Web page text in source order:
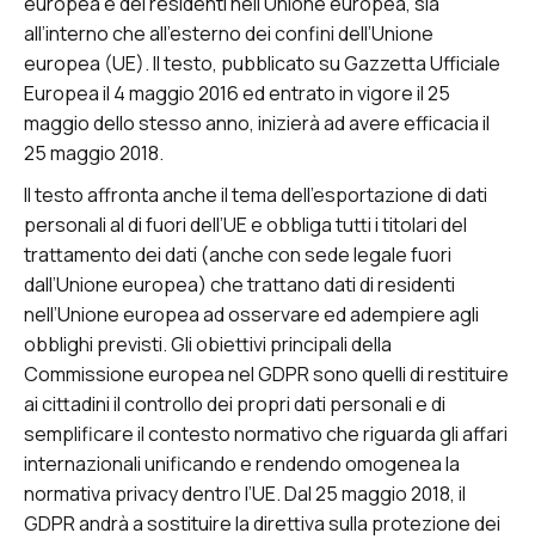
all’interno che all’esterno dei confini dell’Unione
europea (UE). Il testo, pubblicato su Gazzetta Ufficiale
Europea il 4 maggio 2016 ed entrato in vigore il 25
maggio dello stesso anno, inizierà ad avere efficacia il
25 maggio 2018.
Il testo affronta anche il tema dell’esportazione di dati
personali al di fuori dell’UE e obbliga tutti i titolari del
trattamento dei dati (anche con sede legale fuori
dall’Unione europea) che trattano dati di residenti
nell’Unione europea ad osservare ed adempiere agli
obblighi previsti. Gli obiettivi principali della
Commissione europea nel GDPR sono quelli di restituire
ai cittadini il controllo dei propri dati personali e di
semplificare il contesto normativo che riguarda gli affari
internazionali unificando e rendendo omogenea la
normativa privacy dentro l’UE. Dal 25 maggio 2018, il
GDPR andrà a sostituire la direttiva sulla protezione dei